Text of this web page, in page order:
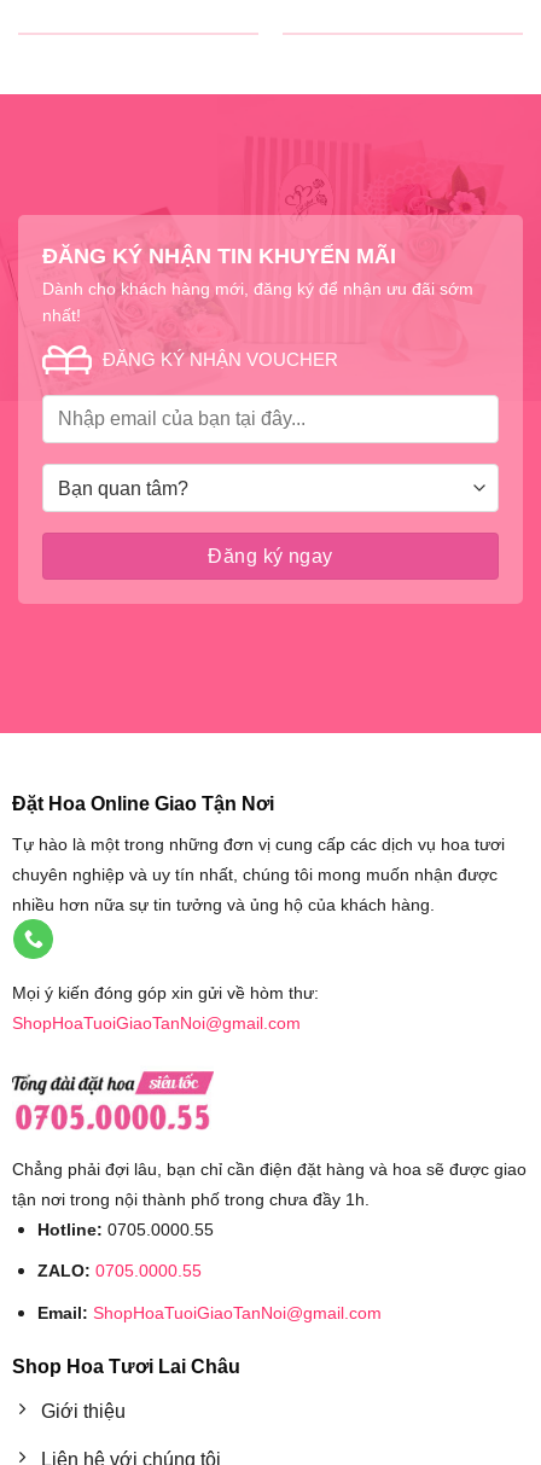
ĐĂNG KÝ NHẬN TIN KHUYẾN MÃI
Dành cho khách hàng mới, đăng ký để nhận ưu đãi sớm
nhất!
ĐĂNG KÝ NHẬN VOUCHER
Đặt Hoa Online Giao Tận Nơi
Tự hào là một trong những đơn vị cung cấp các dịch vụ hoa tươi
chuyên nghiệp và uy tín nhất, chúng tôi mong muốn nhận được
nhiều hơn nữa sự tin tưởng và ủng hộ của khách hàng.
Mọi ý kiến đóng góp xin gửi về hòm thư:
ShopHoaTuoiGiaoTanNoi@gmail.com
Chẳng phải đợi lâu, bạn chỉ cần điện đặt hàng và hoa sẽ được giao
tận nơi trong nội thành phố trong chưa đầy 1h.
Hotline: 0705.0000.55
ZALO: 0705.0000.55
Email: ShopHoaTuoiGiaoTanNoi@gmail.com
Shop Hoa Tươi Lai Châu
Giới thiệu
Liên hệ với chúng tôi